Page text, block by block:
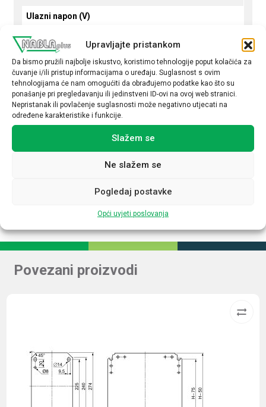
Upravljajte pristankom
Da bismo pružili najbolje iskustvo, koristimo tehnologije poput kolačića za
čuvanje i/ili pristup informacijama o uređaju. Suglasnost s ovim
tehnologijama će nam omogućiti da obrađujemo podatke kao što su
ponašanje pri pregledavanju ili jedinstveni ID-ovi na ovoj web stranici.
Nepristanak ili povlačenje suglasnosti može negativno utjecati na
određene karakteristike i funkcije.
Slažem se
Ne slažem se
Pogledaj postavke
Opći uvjeti poslovanja
Ulazni napon (V)
DC 95-250 V
Podesivi izlazni napon
Da
Izlazni napon (V DC)
24
4,2
Povezani proizvodi